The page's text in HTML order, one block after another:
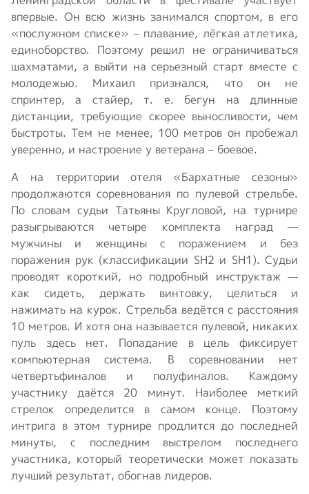
впервые. Он всю жизнь занимался спортом, в его
«послужном списке» – плавание, лёгкая атлетика,
единоборство. Поэтому решил не ограничиваться
шахматами, а выйти на серьезный старт вместе с
молодежью. Михаил признался, что он не
спринтер, а стайер, т. е. бегун на длинные
дистанции, требующие скорее выносливости, чем
быстроты. Тем не менее, 100 метров он пробежал
уверенно, и настроение у ветерана – боевое.
А на территории отеля «Бархатные сезоны»
продолжаются соревнования по пулевой стрельбе.
По словам судьи Татьяны Кругловой, на турнире
разыгрываются четыре комплекта наград —
мужчины и женщины с поражением и без
поражения рук (классификации SH2 и SH1). Судьи
проводят короткий, но подробный инструктаж —
как сидеть, держать винтовку, целиться и
нажимать на курок. Стрельба ведётся с расстояния
10 метров. И хотя она называется пулевой, никаких
пуль здесь нет. Попадание в цель фиксирует
компьютерная система. В соревновании нет
четвертьфиналов и полуфиналов. Каждому
участнику даётся 20 минут. Наиболее меткий
стрелок определится в самом конце. Поэтому
интрига в этом турнире продлится до последней
минуты, с последним выстрелом последнего
участника, который теоретически может показать
лучший результат, обогнав лидеров.